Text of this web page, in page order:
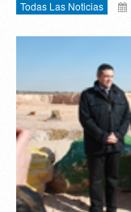
Todas Las Noticias